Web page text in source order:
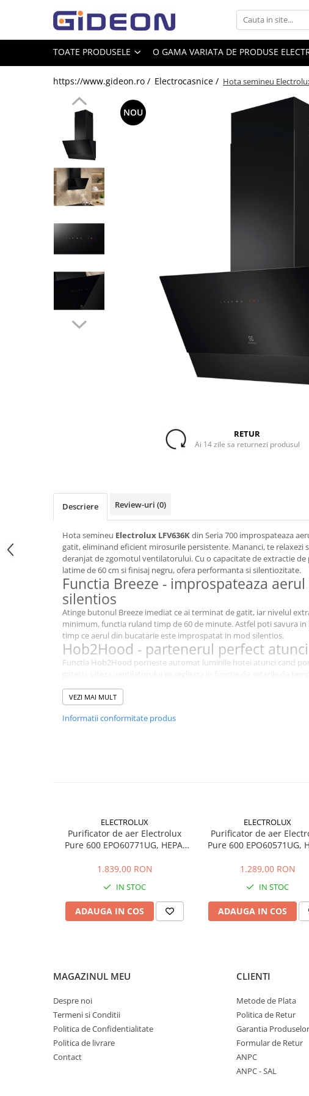
Toate Produsele
Electrocasnice
Electrocasnice mici
Roboti de bucatarie
Purificatoare aer
Cuptoare cu microunde
Accesorii Piese Hote
Accesorii Piese Espressoare
Accesorii Piese Aspiratoare
Accesorii Piese Plite Aragazuri
Accesorii Piese Aer Conditionat
Home & Deco
Dezinfectanti
Accesorii Audio Hi-Fi
Ingrijire personala
Scaune auto copii
GRUPA 0+1 2 3/ 0-36 kg / 0-12 ani
Jucarii si Jocuri
Baterii laptop
Sugestii cadou
TOATE PRODUSELE O GAMA VARIATA DE PRODUSE
https://www.gideon.ro / Electrocasnice / Hota semineu
NOU
RETUR
Ai 14 zile sa returnezi produsul
Descriere Review-uri (0)
Hota semineu Electrolux LFV636Kdin Seria 700 improspateaza
gatit, eliminand eficient mirosurile persistente. Mananci, te relaxezi
deranjat de zgomotul ventilatorului. Cu o capacitate de extractie de
latime de 60 cm si finisaj negru, ofera performanta si silentiozitate.
Functia Breeze - improspateaza
silentios
Atinge butonul Breeze imediat ce ai terminat de gatit, iar nivelul
minimum, functia ruland timp de 60 de minute. Astfel poti savura in
timp ce aerul din bucatarie este improspatat in mod silentios.
Hob2Hood - partenerul perfect
Functia Hob2Hood porneste automat luminile hotei atunci cand
ExtractionTech Pro - putere de
desavarsita
Tip iluminare: Squared LED
Functii: Breeze, Hob2Hood
Clasa de eficienta energetica: A+
Nivel de zgomot (minim/maxim/intensiv) dB(A): 52/66/69
Clasa de eficienta filtru grasime: E
VEZI MAI MULT
Informatii conformitate produs
ELECTROLUX
Purificator de aer Electrolux
Pure 600 EPO60771UG, HEPA,
1.839,00 RON
IN STOC
ADAUGA IN COS
ELECTROLUX
Purificator de aer
Pure 600 EPO60571UG,
1.289,00 RON
IN STOC
ADAUGA IN COS
MAGAZINUL MEU
Despre noi
Termeni si Conditii
Politica de Confidentialitate
Politica de livrare
Contact
CLIENTI
Metode de Plata
Politica de Retur
Garantia Produselor
Formular de Retur
ANPC
ANPC - SAL